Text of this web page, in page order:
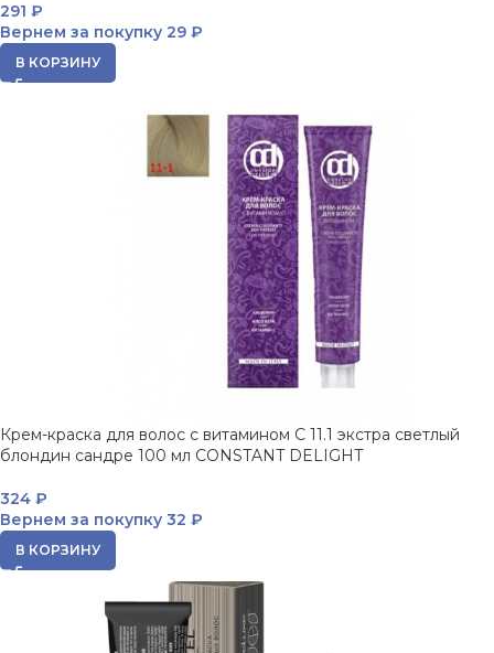
291 ₽
Вернем за покупку 29 ₽
В КОРЗИНУ
Крем-краска для волос с витамином C 11.1 экстра светлый
блондин сандре 100 мл CONSTANT DELIGHT
324 ₽
Вернем за покупку 32 ₽
В КОРЗИНУ